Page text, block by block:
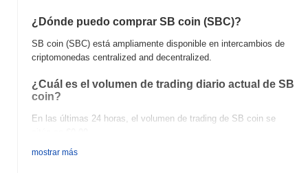
¿Dónde puedo comprar SB coin (SBC)?
SB coin (SBC) está ampliamente disponible en intercambios de
criptomonedas centralized and decentralized.
¿Cuál es el volumen de trading diario actual de SB
coin?
En las últimas 24 horas, el volumen de trading de SB coin se
¿Cuál es el historial del rango de precios de SB
mostrar más